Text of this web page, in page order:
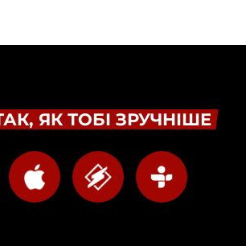
ЯК ТОБІ ЗРУЧНІШЕ